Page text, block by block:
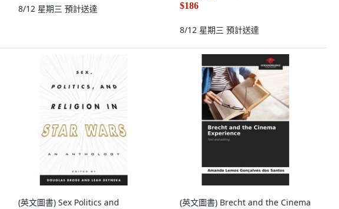
8/12 星期三 預計送達
$186
8/12 星期三 預計送達
(英文圖書) Sex Politics and
(英文圖書) Brecht and the Cinema